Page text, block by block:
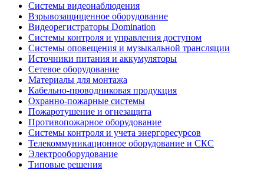
Системы видеонаблюдения
Взрывозащищенное оборудование
Видеорегистраторы Domination
Системы контроля и управления доступом
Системы оповещения и музыкальной трансляции
Источники питания и аккумуляторы
Сетевое оборудование
Материалы для монтажа
Кабельно-проводниковая продукция
Охранно-пожарные системы
Пожаротушение и огнезащита
Противопожарное оборудование
Системы контроля и учета энергоресурсов
Телекоммуникационное оборудование и СКС
Электрооборудование
Типовые решения